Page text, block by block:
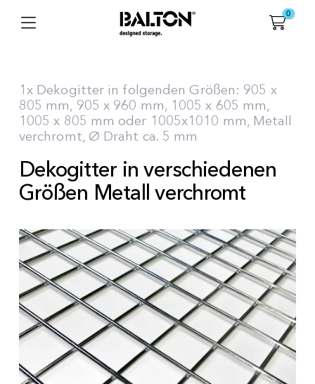
0
1x Dekogitter in folgenden Größen: 905 x
805 mm, 905 x 960 mm, 1005 x 605 mm,
1005 x 805 mm oder 1005x1010 mm, Metall
verchromt, Ø Draht ca. 5 mm
Dekogitter in verschiedenen
Größen Metall verchromt